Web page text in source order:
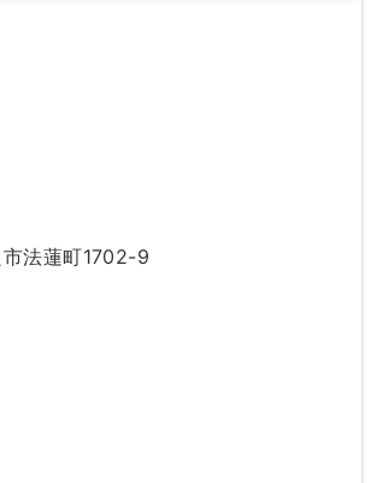
法蓮町1702-9